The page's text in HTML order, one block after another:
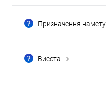
2000 мм
Призначення намету
Висота